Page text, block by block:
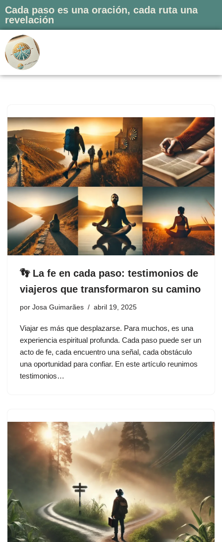
al
contenido
Cada paso es una oración, cada ruta una
revelación
👣 La fe en cada paso: testimonios de
viajeros que transformaron su camino
por Josa Guimarães abril 19, 2025
Viajar es más que desplazarse. Para muchos, es una
experiencia espiritual profunda. Cada paso puede ser un
acto de fe, cada encuentro una señal, cada obstáculo
una oportunidad para confiar. En este artículo reunimos
testimonios…